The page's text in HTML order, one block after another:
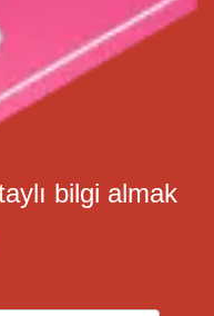
bilgi ​almak